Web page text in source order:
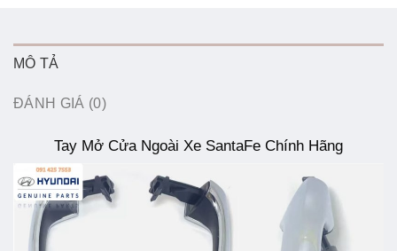
MÔ TẢ
ĐÁNH GIÁ (0)
Tay Mở Cửa Ngoài Xe SantaFe Chính Hãng